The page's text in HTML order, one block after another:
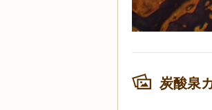
炭酸泉